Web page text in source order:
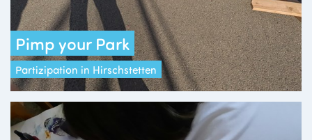
Pimp your Park
Partizipation in Hirschstetten